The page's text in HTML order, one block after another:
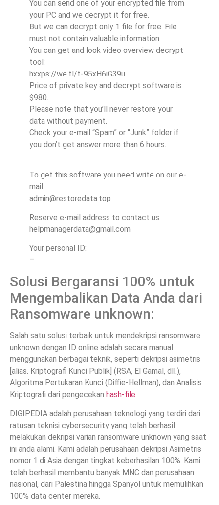
You can send one of your encrypted file from
your PC and we decrypt it for free.
But we can decrypt only 1 file for free. File
must not contain valuable information.
You can get and look video overview decrypt
tool:
hxxps://we.tl/t-95xH6iG39u
Price of private key and decrypt software is
$980.
Please note that you’ll never restore your
data without payment.
Check your e-mail “Spam” or “Junk” folder if
you don’t get answer more than 6 hours.
To get this software you need write on our e-
mail:
admin@restoredata.top
Reserve e-mail address to contact us:
helpmanagerdata@gmail.com
Your personal ID:
–
Solusi Bergaransi 100% untuk
Mengembalikan Data Anda dari
Ransomware unknown:
Salah satu solusi terbaik untuk mendekripsi ransomware
unknown dengan ID online adalah secara manual
menggunakan berbagai teknik, seperti dekripsi asimetris
[alias. Kriptografi Kunci Publik] (RSA, El Gamal, dll.),
Algoritma Pertukaran Kunci (Diffie-Hellman), dan Analisis
Kriptografi dari pengecekan hash-file.
DIGIPEDIA adalah perusahaan teknologi yang terdiri dari
ratusan teknisi cybersecurity yang telah berhasil
melakukan dekripsi varian ransomware unknown yang saat
ini anda alami. Kami adalah perusahaan dekripsi Asimetris
nomor 1 di Asia dengan tingkat keberhasilan 100%. Kami
telah berhasil membantu banyak MNC dan perusahaan
nasional, dari Palestina hingga Spanyol untuk memulihkan
100% data center mereka.